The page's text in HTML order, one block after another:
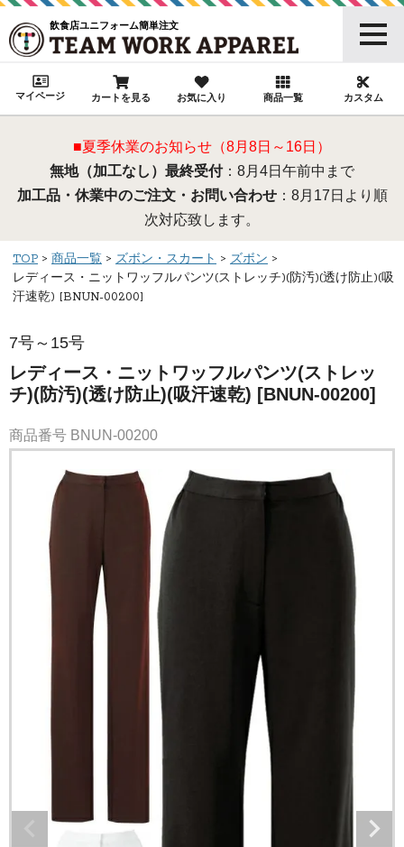
飲食店ユニフォーム簡単注文
マイページ カートを見る お気に入り 商品一覧 カスタム
■夏季休業のお知らせ（8月8日～16日）
無地（加工なし）最終受付：8月4日午前中まで
加工品・休業中のご注文・お問い合わせ：8月17日より順
次対応致します。
TOP 商品一覧 ズボン・スカート
ズボン
レディース・ニットワッフルパンツ(ストレッチ)(防汚)(透け防止)(吸
汗速乾) [BNUN-00200]
7号～15号
レディース・ニットワッフルパンツ(ストレッ
チ)(防汚)(透け防止)(吸汗速乾) [BNUN-00200]
商品番号 BNUN-00200